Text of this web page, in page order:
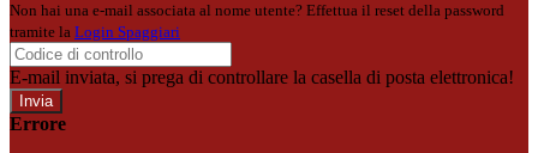
Non hai una e-mail associata al nome utente? Effettua il reset della password
tramite la Login Spaggiari
E-mail inviata, si prega di controllare la casella di posta elettronica!
Errore